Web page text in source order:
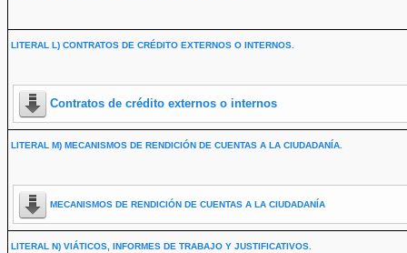
LITERAL L) CONTRATOS DE CRÉDITO EXTERNOS O INTERNOS.
Contratos de crédito externos o internos
LITERAL M) MECANISMOS DE RENDICIÓN DE CUENTAS A LA CIUDADANÍA.
MECANISMOS DE RENDICIÓN DE CUENTAS A LA CIUDADANÍA
LITERAL N) VIÁTICOS, INFORMES DE TRABAJO Y JUSTIFICATIVOS.